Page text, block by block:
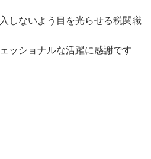
しないよう目を光らせる税関職
ッショナルな活躍に感謝です